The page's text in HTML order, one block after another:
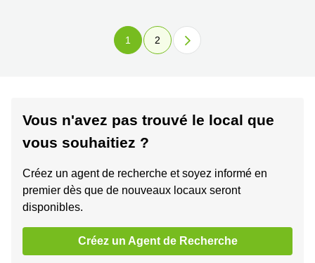
1 2
Vous n'avez pas trouvé le local que
vous souhaitiez ?
Créez un agent de recherche et soyez informé en
premier dès que de nouveaux locaux seront
disponibles.
Créez un Agent de Recherche